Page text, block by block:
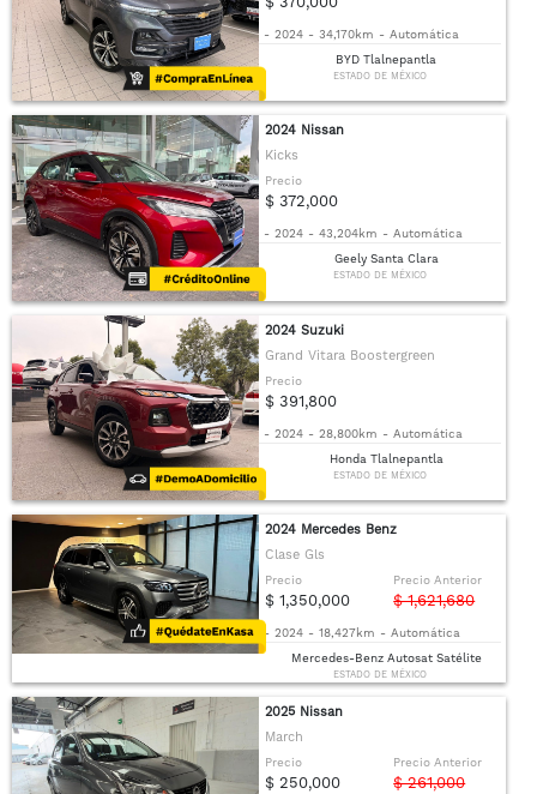
- 2024 - 34,170km - Automática
BYD Tlalnepantla
ESTADO DE MÉXICO
2024 Nissan
Kicks
Precio
$ 372,000
- 2024 - 43,204km - Automática
Geely Santa Clara
ESTADO DE MÉXICO
2024 Suzuki
Grand Vitara Boostergreen
Precio
$ 391,800
- 2024 - 28,800km - Automática
Honda Tlalnepantla
ESTADO DE MÉXICO
2024 Mercedes Benz
Clase Gls
Precio
$ 1,350,000
Precio Anterior
$ 1,621,680
- 2024 - 18,427km - Automática
Mercedes-Benz Autosat Satélite
ESTADO DE MÉXICO
2025 Nissan
March
Precio
$ 250,000
Precio Anterior
$ 261,000